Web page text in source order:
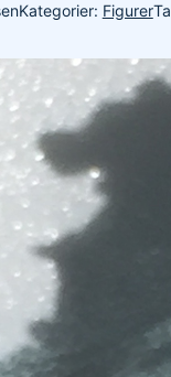
Kategorier: Figurer